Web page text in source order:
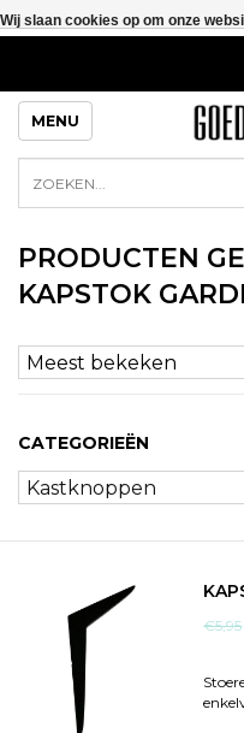
MENU
PRODUCTEN
KAPSTOK
CATEGORIEËN
€5,95
Wij slaan cookies op om onze